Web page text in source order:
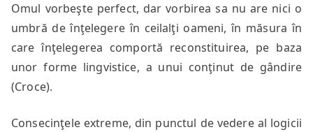
Omul vorbeşte perfect, dar vorbirea sa nu are nici o
umbră de înţelegere în ceilalţi oameni, în măsura în
care înţelegerea comportă reconstituirea, pe baza
unor forme lingvistice, a unui conţinut de gândire
(Croce).
Consecinţele extreme, din punctul de vedere al logicii